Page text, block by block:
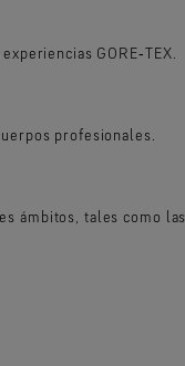
GORE‑TEX.
profesionales.
ámbitos, tales como las